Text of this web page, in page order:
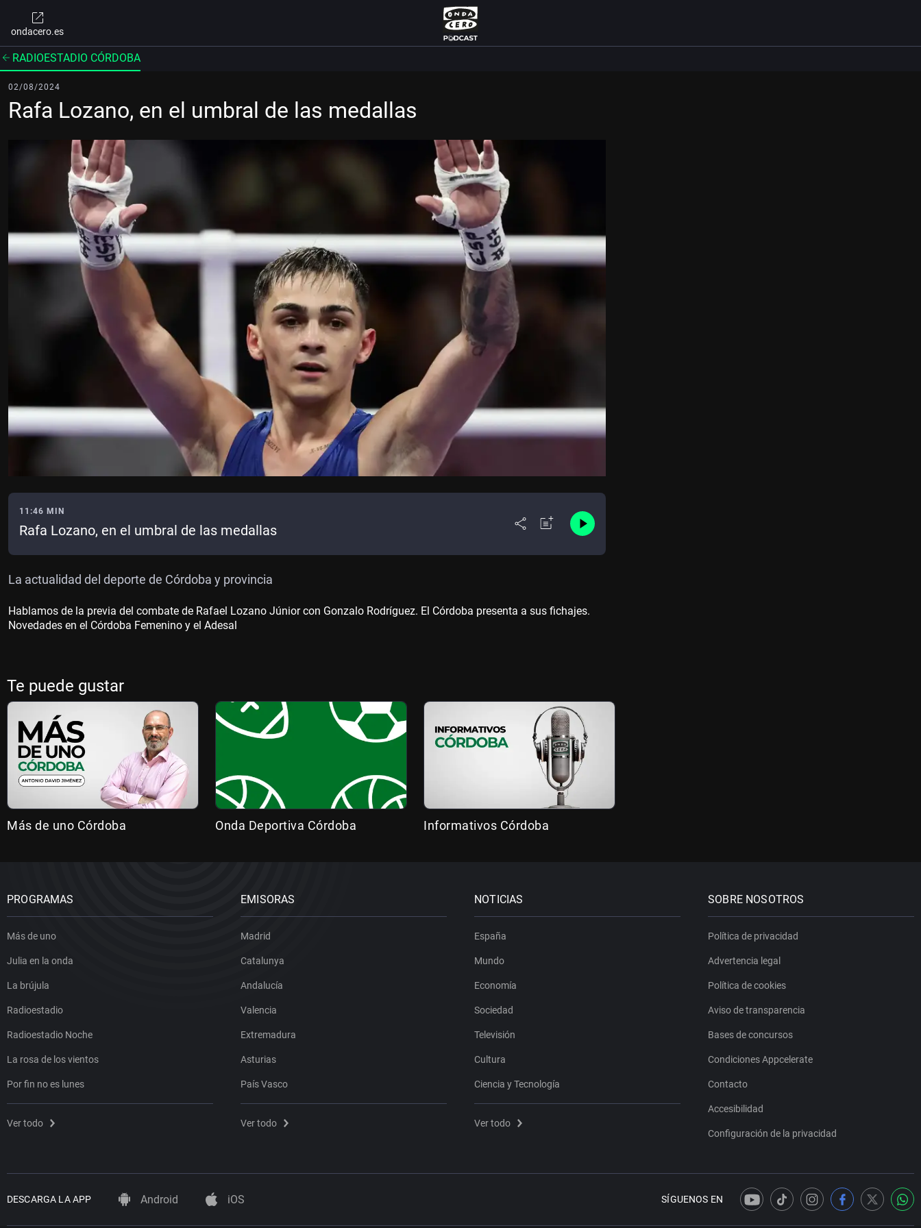
ondacero.es
RADIOESTADIO CÓRDOBA
02/08/2024
Rafa Lozano, en el umbral de las medallas
11:46 MIN
Rafa Lozano, en el umbral de las medallas
La actualidad del deporte de Córdoba y provincia
Hablamos de la previa del combate de Rafael Lozano Júnior con Gonzalo Rodríguez. El Córdoba presenta a sus fichajes.
Novedades en el Córdoba Femenino y el Adesal
Te puede gustar
Más de uno Córdoba Onda Deportiva Córdoba Informativos Córdoba
PROGRAMAS
Más de uno
Julia en la onda
La brújula
Radioestadio
Radioestadio Noche
La rosa de los vientos
Por fin no es lunes
Ver todo
EMISORAS
Madrid
Catalunya
Andalucía
Valencia
Extremadura
Asturias
País Vasco
Ver todo
NOTICIAS
España
Mundo
Economía
Sociedad
Televisión
Cultura
Ciencia y Tecnología
Ver todo
SOBRE NOSOTROS
Política de privacidad
Advertencia legal
Política de cookies
Aviso de transparencia
Bases de concursos
Condiciones Appcelerate
Contacto
Accesibilidad
Configuración de la privacidad
DESCARGA LA APP Android iOS SÍGUENOS EN